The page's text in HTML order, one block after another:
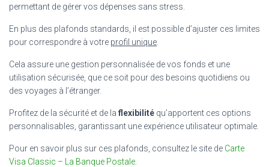
permettant de gérer vos dépenses sans stress.
En plus des plafonds standards, il est possible d’ajuster ces limites
pour correspondre à votre profil unique
Cela assure une gestion personnalisée de vos fonds et une
utilisation sécurisée, que ce soit pour des besoins quotidiens ou
des voyages à l’étranger.
Profitez de la sécurité et de la flexibilité qu’apportent ces options
personnalisables, garantissant une expérience utilisateur optimale.
Pour en savoir plus sur ces plafonds, consultez le site de Carte
Visa Classic – La Banque Postale